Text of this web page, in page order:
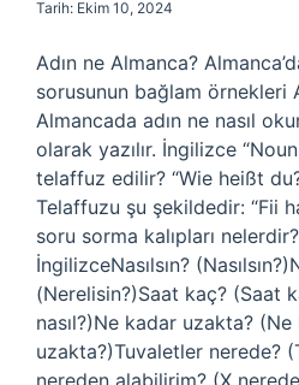
Tarih: Ekim 10, 2024
Adın ne Almanca?
sorusunun bağlam örnekleri
Almancada adın ne nasıl
olarak yazılır. İngilizce
telaffuz edilir? “Wie heißt
Telaffuzu şu şekildedir: “Fii
soru sorma kalıpları
İngilizceNasılsın?
(Nerelisin?)Saat kaç? (Saat
nasıl?)Ne kadar uzakta?
uzakta?)Tuvaletler nerede?
nereden alabilirim? (X